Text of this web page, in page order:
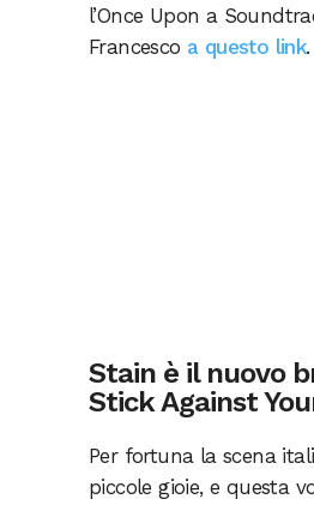
l’Once Upon a
Francesco a questo link
Stain è il nuovo
Stick Against
Per fortuna la scena
piccole gioie, e questa